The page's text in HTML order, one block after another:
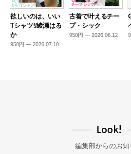
欲しいのは、いい
Tシャツ!/綾瀬はる
か
950円 — 2026.07.10
古着で叶えるチー
プ・シック
950円 — 2026.06.12
Look!
編集部からのお知